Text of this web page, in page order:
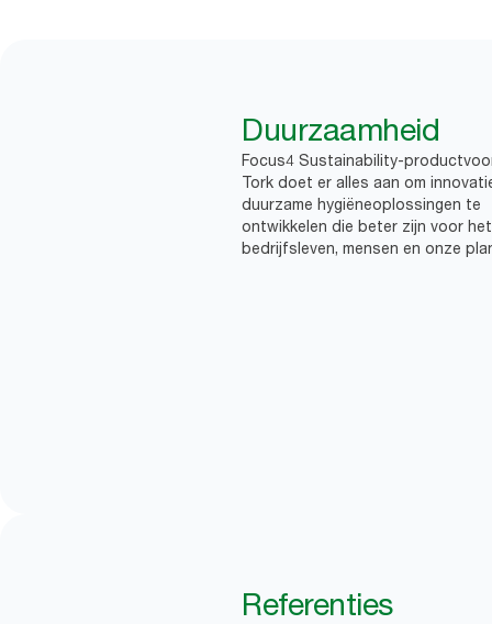
Duurzaamheid
Focus4 Sustainability-
Tork doet er alles aan om
duurzame hygiëneoplossingen te
ontwikkelen die beter zijn voor het
bedrijfsleven, mensen en onze
Referenties